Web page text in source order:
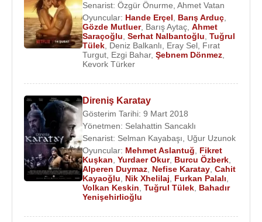
Senarist: Özgür Önurme Ahmet Vatan
Oyuncular: Hande Erçel Barış Arduç
Gözde Mutluer, Barış Aytaç Ahmet
Saraçoğlu Serhat Nalbantoğlu Tuğrul
Tülek Deniz Balkanlı Eray Sel Fırat
Turgut Ezgi Bahar, Şebnem Dönmez
Kevork Türker
Direniş Karatay
Gösterim Tarihi: 9 Mart 2018
Yönetmen: Selahattin Sancaklı
Senarist: Selman Kayabaşı
Uğur Uzunok
Oyuncular: Mehmet Aslantuğ
Fikret
Kuşkan Yurdaer Okur, Burcu Özberk
Alperen Duymaz Nefise Karatay Cahit
Kayaoğlu
Nik Xhelilaj Furkan Palalı
Volkan Keskin Tuğrul Tülek Bahadır
Yenişehirlioğlu